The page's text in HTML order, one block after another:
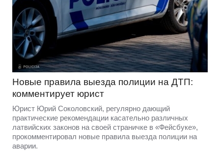
Новые правила выезда полиции на ДТП:
комментирует юрист
Юрист Юрий Соколовский, регулярно дающий
практические рекомендации касательно различных
латвийских законов на своей страничке в «Фейсбуке»,
прокомментировал новые правила выезда полиции на
аварии.